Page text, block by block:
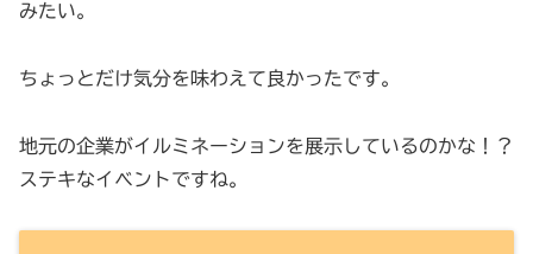
みたい。
ちょっとだけ気分を味わえて良かったです。
地元の企業がイルミネーションを展示しているのかな！？
ステキなイベントですね。